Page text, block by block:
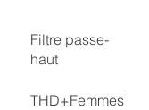
Filtre passe-
haut
THD+Femmes